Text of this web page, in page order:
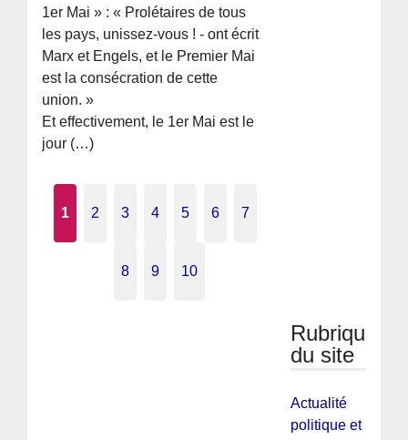
1er Mai » : « Prolétaires de tous
les pays, unissez-vous ! - ont écrit
Marx et Engels, et le Premier Mai
est la consécration de cette
union. »
Et effectivement, le 1er Mai est le
jour (…)
1 2 3 4 5 6 7
8 9 10
Rubriques
du site
Actualité
politique et